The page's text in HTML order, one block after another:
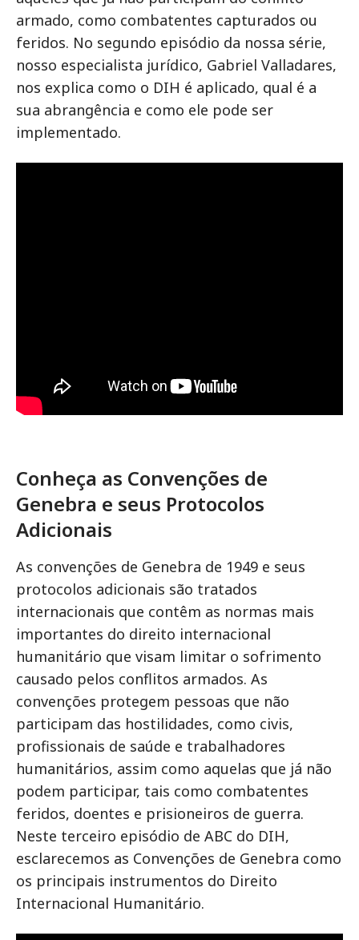
armado, como combatentes capturados ou
feridos. No segundo episódio da nossa série,
nosso especialista jurídico, Gabriel Valladares,
nos explica como o DIH é aplicado, qual é a
sua abrangência e como ele pode ser
implementado.
Conheça as Convenções de
Genebra e seus Protocolos
Adicionais
As convenções de Genebra de 1949 e seus
protocolos adicionais são tratados
internacionais que contêm as normas mais
importantes do direito internacional
humanitário que visam limitar o sofrimento
causado pelos conflitos armados. As
convenções protegem pessoas que não
participam das hostilidades, como civis,
profissionais de saúde e trabalhadores
humanitários, assim como aquelas que já não
podem participar, tais como combatentes
feridos, doentes e prisioneiros de guerra.
Neste terceiro episódio de ABC do DIH,
esclarecemos as Convenções de Genebra como
os principais instrumentos do Direito
Internacional Humanitário.